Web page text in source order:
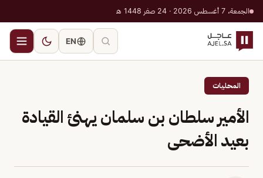
الجمعة، 7 أغسطس 2026 · 24 صفر 1448 هـ
EN
المحليات
الأمير سلطان بن سلمان يهنئ القيادة
بعيد الأضحى